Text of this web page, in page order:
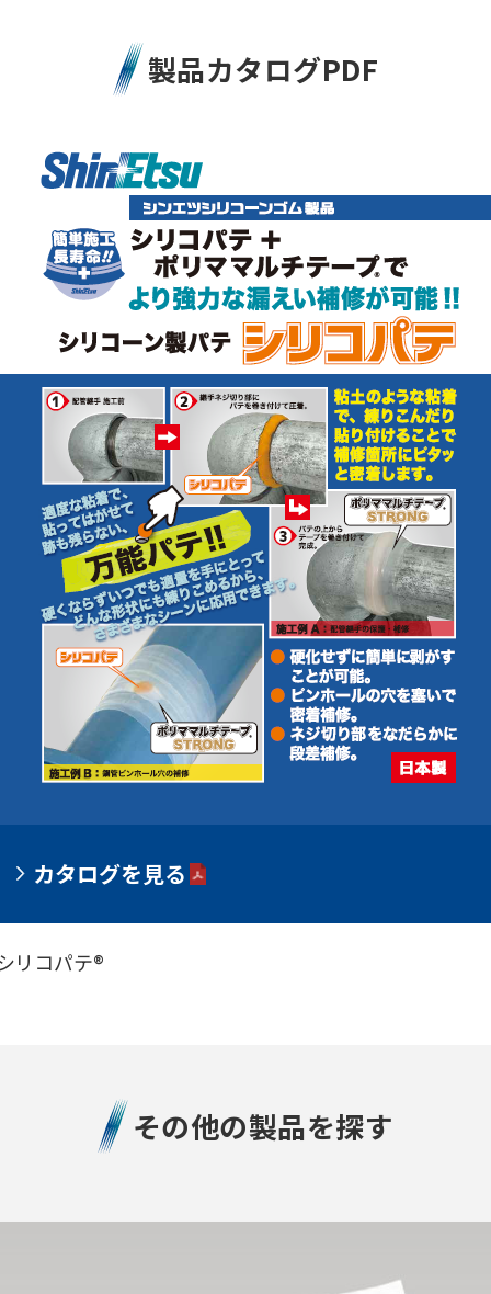
製品カタログPDF
カタログを見る
リコパテ®
その他の製品を探す